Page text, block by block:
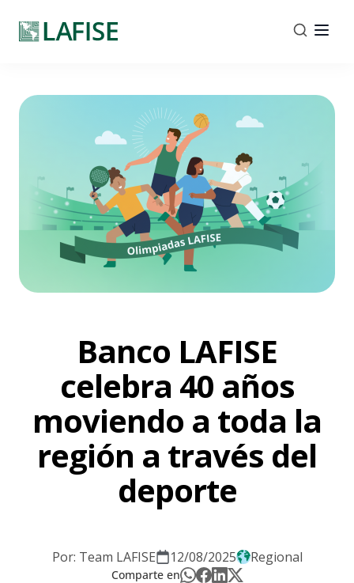
Banco LAFISE
celebra 40 años
moviendo a toda la
región a través del
deporte
Por: Team LAFISE 12/08/2025 Regional
Comparte en